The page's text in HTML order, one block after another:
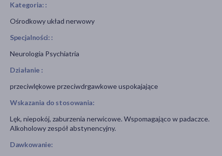
Kategoria: :
Ośrodkowy układ nerwowy
Specjalności: :
Neurologia Psychiatria
Działanie :
przeciwlękowe przeciwdrgawkowe uspokajające
Wskazania do stosowania:
Lęk, niepokój, zaburzenia nerwicowe. Wspomagająco w padaczce.
Alkoholowy zespół abstynencyjny.
Dawkowanie: